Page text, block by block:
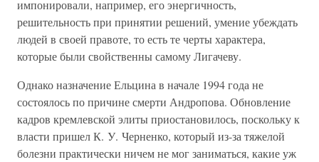
импонировали, например, его энергичность,
решительность при принятии решений, умение убеждать
людей в своей правоте, то есть те черты характера,
которые были свойственны самому Лигачеву.
Однако назначение Ельцина в начале 1994 года не
состоялось по причине смерти Андропова. Обновление
кадров кремлевской элиты приостановилось, поскольку к
власти пришел К. У. Черненко, который из-за тяжелой
болезни практически ничем не мог заниматься, какие уж